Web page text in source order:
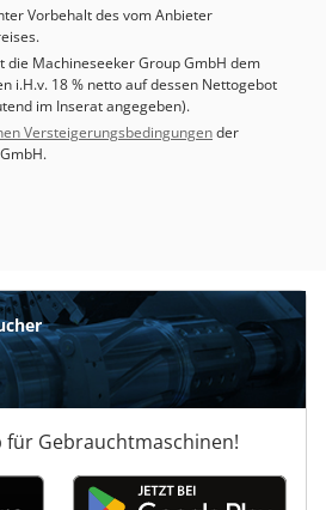
Vorbehalt des vom Anbieter
die Machineseeker Group GmbH dem
i.H.v. 18 % netto auf dessen Nettogebot
im Inserat angegeben).
Versteigerungsbedingungender
für Gebrauchtmaschinen!